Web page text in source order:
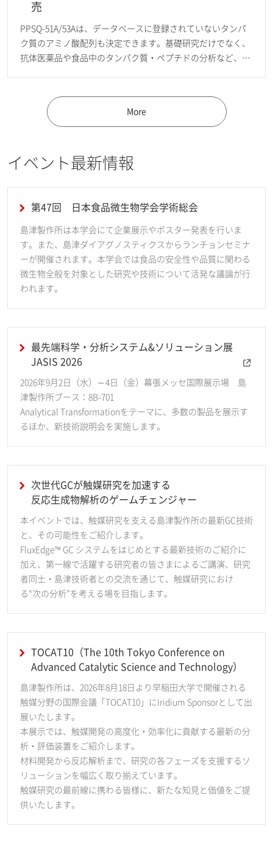
売
PPSQ-51A/53Aは、データベースに登録されていないタンパ
ク質のアミノ酸配列も決定できます。基礎研究だけでなく、
抗体医薬品や食品中のタンパク質・ペプチドの分析など、
More
イベント最新情報
第47回 日本食品微生物学会学術総会
島津製作所は本学会にて企業展示やポスター発表を行いま
す。また、島津ダイアグノスティクスからランチョンセミナ
ーが開催されます。本学会では食品の安全性や品質に関わる
微生物全般を対象とした研究や技術について活発な議論が行
われます。
最先端科学・分析システム&ソリューション展
JASIS 2026
2026年9月2日（水）～4日（金）幕張メッセ国際展示場 島
津製作所ブース：8B-701
Analytical Transformationをテーマに、多数の製品を展示す
るほか、新技術説明会を実施します。
次世代GCが触媒研究を加速する
反応生成物解析のゲームチェンジャー
本イベントでは、触媒研究を支える島津製作所の最新GC技術
と、その可能性をご紹介します。
FluxEdge™ GC システムをはじめとする最新技術のご紹介に
加え、第一線で活躍する研究者の皆さまによるご講演、研究
者同士・島津技術者との交流を通じて、触媒研究におけ
る“次の分析”を考える場を目指します。
TOCAT10（The 10th Tokyo Conference on
Advanced Catalytic Science and Technology）
島津製作所は、2026年8月18日より早稲田大学で開催される
触媒分野の国際会議「TOCAT10」にIridium Sponsorとして出
展いたします。
本展示では、触媒開発の高度化・効率化に貢献する最新の分
析・評価装置をご紹介します。
材料開発から反応解析まで、研究の各フェーズを支援するソ
リューションを幅広く取り揃えています。
触媒研究の最前線に携わる皆様に、新たな知見と価値をご提
供いたします。